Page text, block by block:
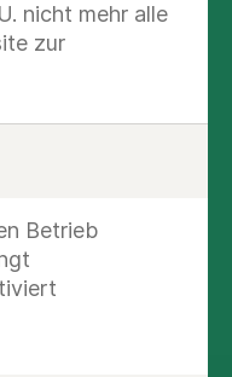
Dialog zwischen
nicht mehr alle
zur
Betrieb